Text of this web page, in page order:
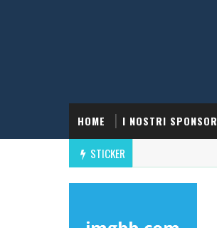
HOME I NOSTRI SPONSOR
STICKER